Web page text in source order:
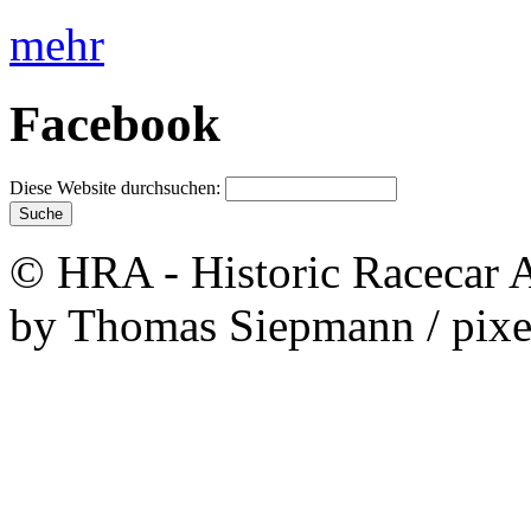
mehr
Facebook
Diese Website durchsuchen:
© HRA - Historic Racecar
by Thomas Siepmann /